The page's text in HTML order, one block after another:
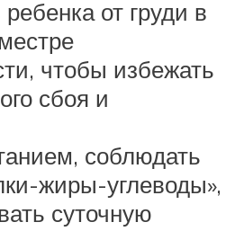
от груди в
чтобы избежать
сбоя и
соблюдать
жиры-углеводы»,
суточную